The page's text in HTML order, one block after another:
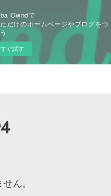
Owndで
だけのホームページやブログをつ
ぐ試す
ん。